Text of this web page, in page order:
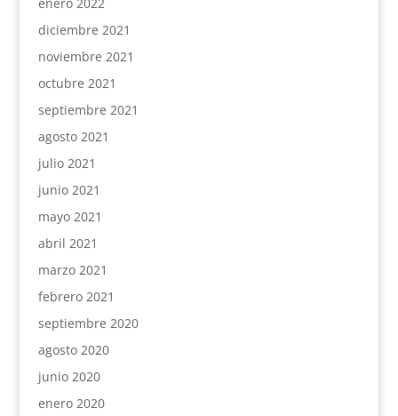
diciembre 2021
noviembre 2021
octubre 2021
septiembre 2021
agosto 2021
julio 2021
junio 2021
mayo 2021
abril 2021
marzo 2021
febrero 2021
septiembre 2020
agosto 2020
junio 2020
enero 2020